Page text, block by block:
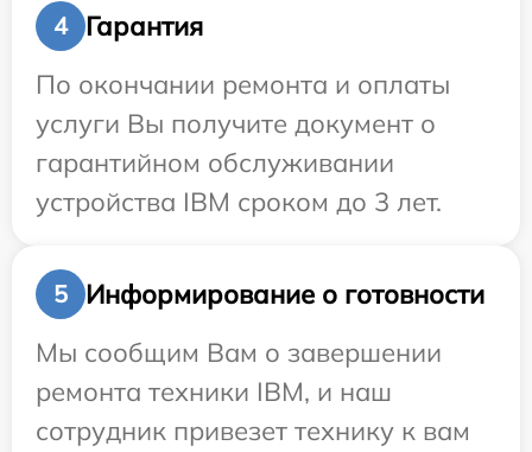
4
Гарантия
По окончании ремонта и оплаты
услуги Вы получите документ о
гарантийном обслуживании
устройства IBM сроком до 3 лет.
5
Информирование о готовности
Мы сообщим Вам о завершении
ремонта техники IBM, и наш
сотрудник привезет технику к вам